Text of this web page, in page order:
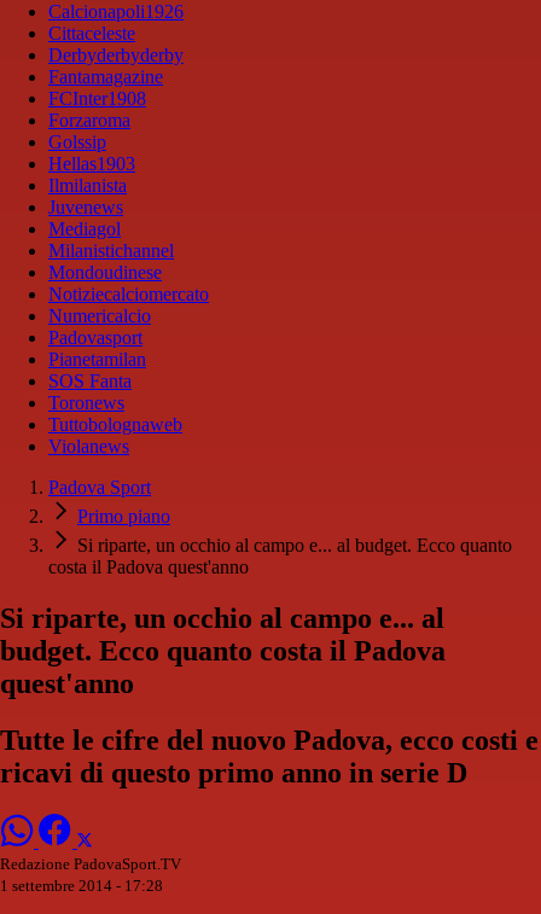
Calcionapoli1926
Cittaceleste
Derbyderbyderby
Fantamagazine
FCInter1908
Forzaroma
Golssip
Hellas1903
Ilmilanista
Juvenews
Mediagol
Milanistichannel
Mondoudinese
Notiziecalciomercato
Numericalcio
Padovasport
Pianetamilan
SOS Fanta
Toronews
Tuttobolognaweb
Violanews
Padova Sport
Primo piano
Si riparte, un occhio al campo e... al budget. Ecco quanto
costa il Padova quest'anno
Si riparte, un occhio al campo e... al
budget. Ecco quanto costa il Padova
quest'anno
Tutte le cifre del nuovo Padova, ecco costi e
ricavi di questo primo anno in serie D
Redazione PadovaSport.TV
1 settembre 2014 - 17:28